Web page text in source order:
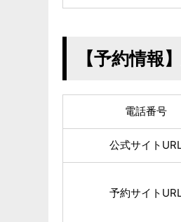
【予約情報
電話番号
公式サイト
予約サイト